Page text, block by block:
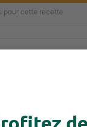
pour cette recette